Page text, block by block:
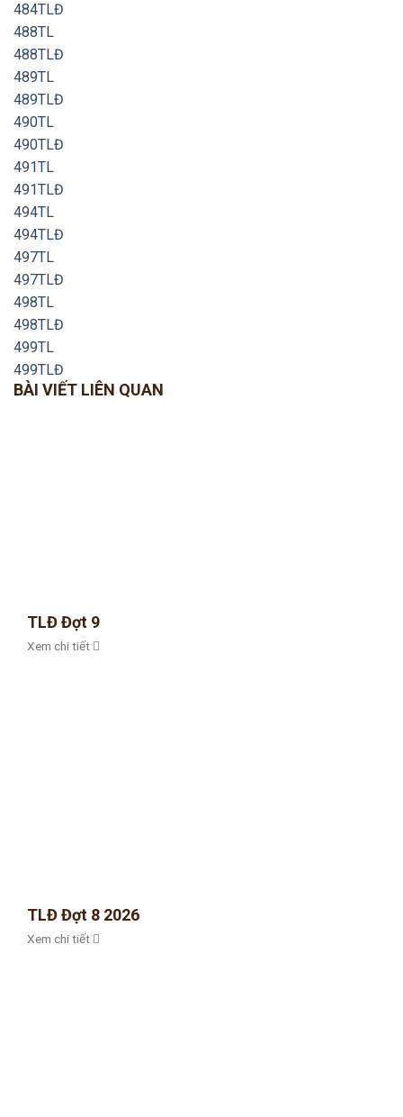
484TLĐ
488TL
488TLĐ
489TL
489TLĐ
490TL
490TLĐ
491TL
491TLĐ
494TL
494TLĐ
497TL
497TLĐ
498TL
498TLĐ
499TL
499TLĐ
BÀI VIẾT LIÊN QUAN
TLĐ Đợt 9
Xem chi tiết
TLĐ Đợt 8 2026
Xem chi tiết